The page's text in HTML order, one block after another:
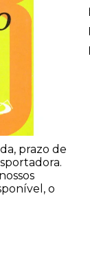
prazo de
o